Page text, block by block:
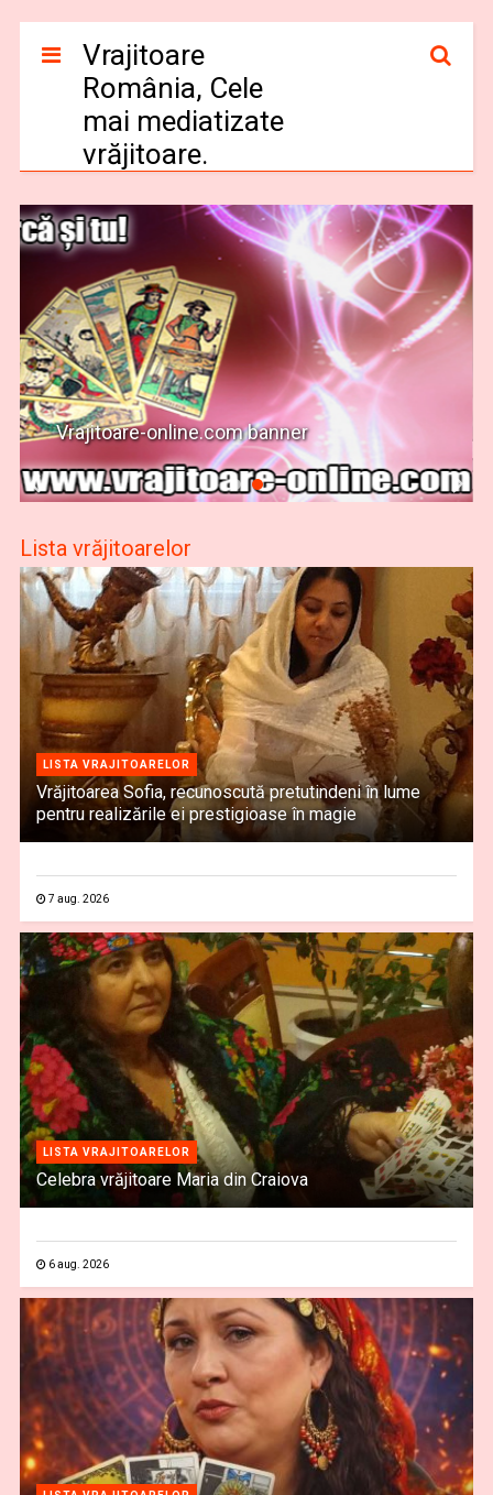
Vrajitoare
România, Cele
mai mediatizate
vrăjitoare.
Vrajitoare-online.com banner
Lista vrăjitoarelor
LISTA VRAJITOARELOR
Vrăjitoarea Sofia, recunoscută pretutindeni în lume
pentru realizările ei prestigioase în magie
7 aug. 2026
LISTA VRAJITOARELOR
Celebra vrăjitoare Maria din Craiova
6 aug. 2026